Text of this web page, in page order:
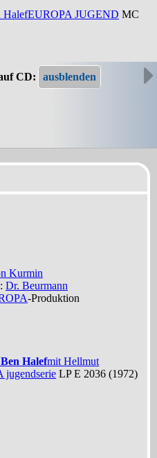
HalefEUROPA JUGEND MC
CD:
Kurmin
Dr. Beurmann
-Produktion
Halefmit Hellmut
jugendserie LP E 2036 (1972)